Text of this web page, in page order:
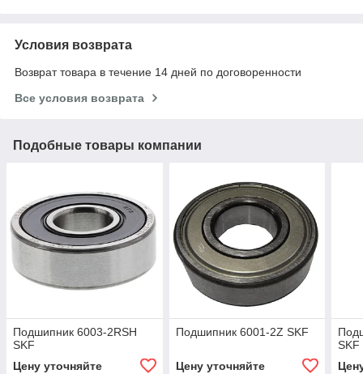
Условия возврата
Возврат товара в течение 14 дней по договоренности
Все условия возврата
Подобные товары компании
Подшипник 6003-2RSH
SKF
Цену уточняйте
Подшипник 6001-2Z SKF
Цену уточняйте
SKF